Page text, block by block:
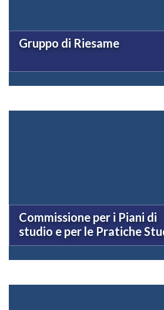
Gruppo di Riesame
Commissione per i Piani di
studio e per le Pratiche